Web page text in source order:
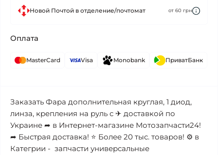
Новой Почтой в отделение/почтомат от 60 грн
Оплата
MasterCard Visa Monobank ПриватБанк
Заказать Фара дополнительная круглая, 1 диод,
линза, крепления на руль с ✈ доставкой по
Украине ➦ в Интернет-магазине Мотозапчасти24!
➦ Быстрая доставка! ⭐ Более 20 тыс. товаров! ⚙️ в
Категрии - запчасти универсальные